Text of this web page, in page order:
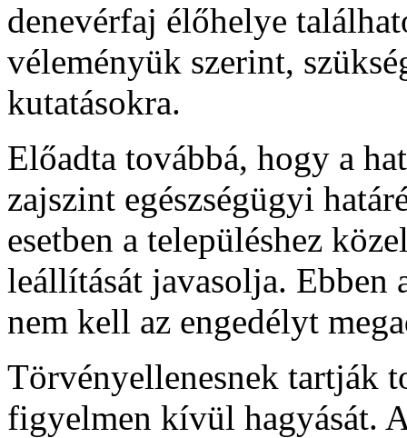
denevérfaj élőhelye
véleményük szerint,
kutatásokra.
Előadta továbbá, hogy a
zajszint egészségügyi
esetben a településhez
leállítását javasolja. Ebben
nem kell az engedélyt
Törvényellenesnek tartják
figyelmen kívül hagyását.